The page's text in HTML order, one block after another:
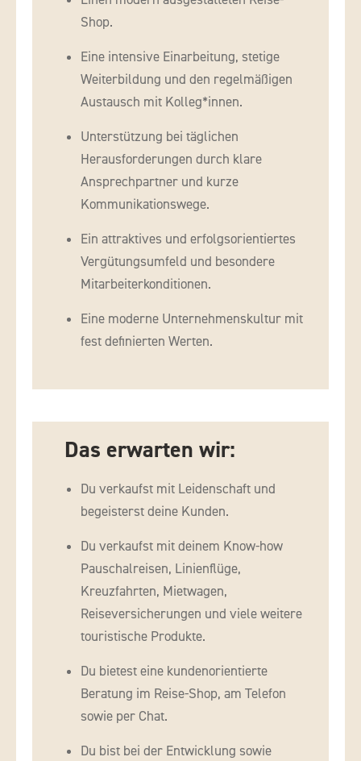
Shop.
Eine intensive Einarbeitung, stetige
Weiterbildung und den regelmäßigen
Austausch mit Kolleg*innen.
Unterstützung bei täglichen
Herausforderungen durch klare
Ansprechpartner und kurze
Kommunikationswege.
Ein attraktives und erfolgsorientiertes
Vergütungsumfeld und besondere
Mitarbeiterkonditionen.
Eine moderne Unternehmenskultur mit
fest definierten Werten.
Das erwarten wir:
Du verkaufst mit Leidenschaft und
begeisterst deine Kunden.
Du verkaufst mit deinem Know-how
Pauschalreisen, Linienflüge,
Kreuzfahrten, Mietwagen,
Reiseversicherungen und viele weitere
touristische Produkte.
Du bietest eine kundenorientierte
Beratung im Reise-Shop, am Telefon
sowie per Chat.
Du bist bei der Entwicklung sowie